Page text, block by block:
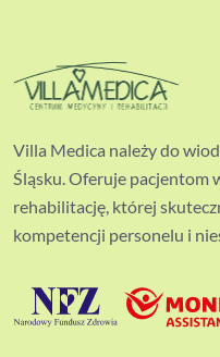
Villa Medica należy do
Śląsku. Oferuje pacjentom
rehabilitację, której
kompetencji personelu i